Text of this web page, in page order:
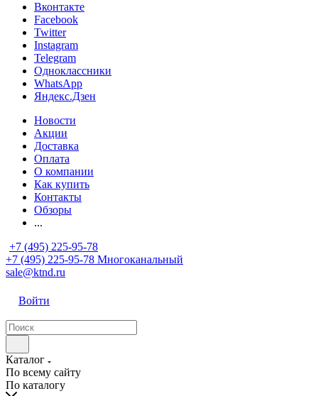
Вконтакте
Facebook
Twitter
Instagram
Telegram
Одноклассники
WhatsApp
Яндекс.Дзен
Новости
Акции
Доставка
Оплата
О компании
Как купить
Контакты
Обзоры
...
+7 (495) 225-95-78
+7 (495) 225-95-78 Многоканальный
sale@ktnd.ru
Войти
Каталог
По всему сайту
По каталогу